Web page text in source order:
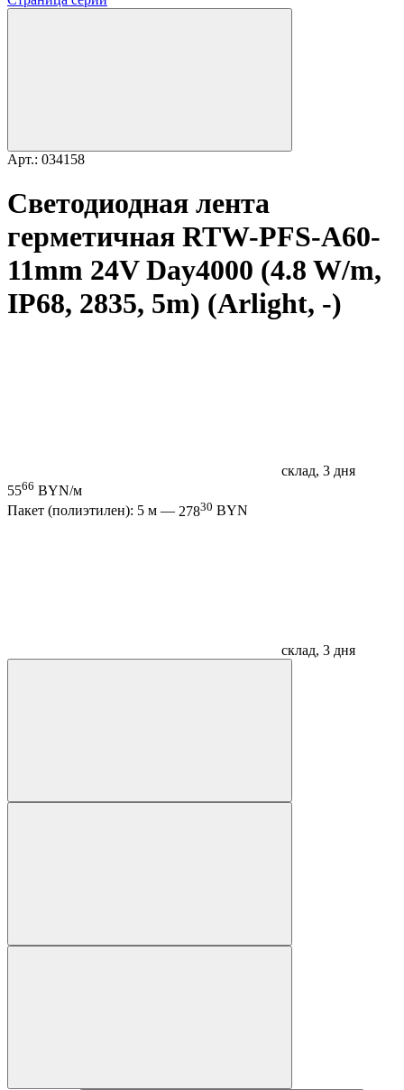
Арт.: 034158
Светодиодная лента
герметичная RTW-PFS-A60-
11mm 24V Day4000 (4.8 W/m,
IP68, 2835, 5m) (Arlight, -)
склад, 3 дня
5566 BYN/м
Пакет (полиэтилен): 5 м — 27830 BYN
склад, 3 дня